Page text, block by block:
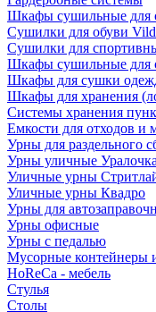
Шкафы сушильные для
Сушилки для обуви
Сушилки для
Шкафы сушильные
Шкафы для сушки
Шкафы для хранения
Системы хранения
Емкости для отходов и
Урны для раздельного
Урны уличные
Уличные урны
Уличные урны Квадро
Урны для
Урны офисные
Урны с педалью
Мусорные контейнеры
HoReCa - мебель
Стулья
Столы